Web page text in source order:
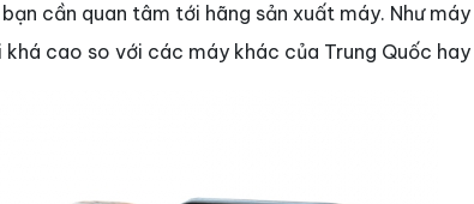
cần quan tâm tới hãng sản xuất máy. Như
cao so với các máy khác của Trung Quốc hay